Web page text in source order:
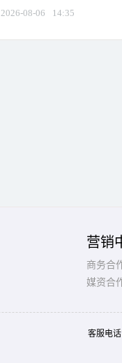
2026-08-06 14:35
营销
商务合
媒资合
客服电